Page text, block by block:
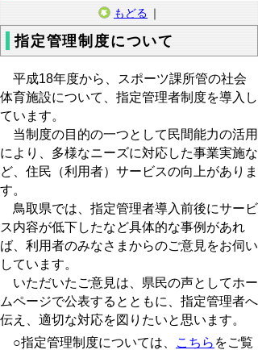
もどる ｜
指定管理制度について
平成18年度から、スポーツ課所管の社会
体育施設について、指定管理者制度を導入し
ています。
当制度の目的の一つとして民間能力の活用
により、多様なニーズに対応した事業実施な
ど、住民（利用者）サービスの向上がありま
す。
鳥取県では、指定管理者導入前後にサービ
ス内容が低下したなど具体的な事例があれ
ば、利用者のみなさまからのご意見をお伺い
しています。
いただいたご意見は、県民の声としてホー
ムページで公表するとともに、指定管理者へ
伝え、適切な対応を図りたいと思います。
○指定管理制度については、
こちら をご覧